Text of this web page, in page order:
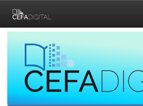
navigation